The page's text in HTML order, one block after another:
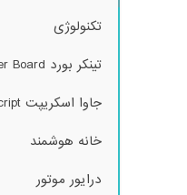
تکنولوژی
تینکر بورد Tinker Board
جاوا اسکریپت Javascript
خانه هوشمند
درایور موتور